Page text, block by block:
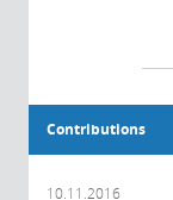
Contributions
10.11.2016